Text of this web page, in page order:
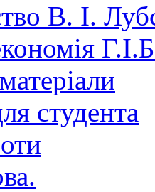
В. І.
студента